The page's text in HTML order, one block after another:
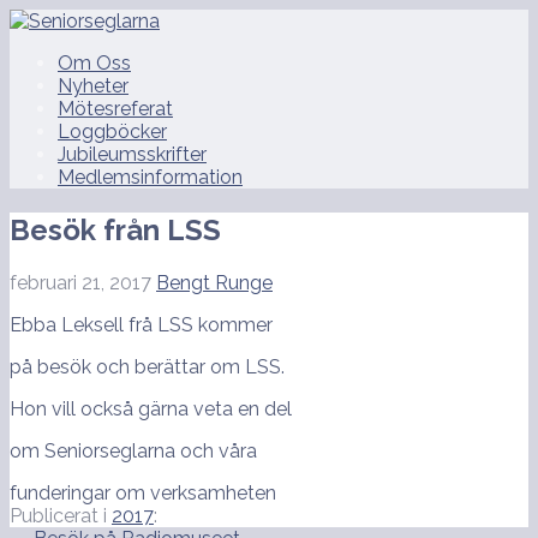
Hoppa
innehållOm Oss
Nyheter
Mötesreferat
Loggböcker
Jubileumsskrifter
Medlemsinformation
Besök från LSS
februari 21, 2017 Bengt Runge
Ebba Leksell frå LSS kommer
på besök och berättar om LSS.
Hon vill också gärna veta en del
om Seniorseglarna och våra
funderingar om verksamheten
Publicerat i 2017: